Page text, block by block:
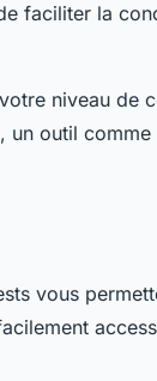
faciliter la
niveau de
un outil
vous